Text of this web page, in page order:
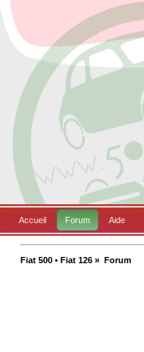
Accueil Forum Aide
Fiat 500 • Fiat 126 » Forum